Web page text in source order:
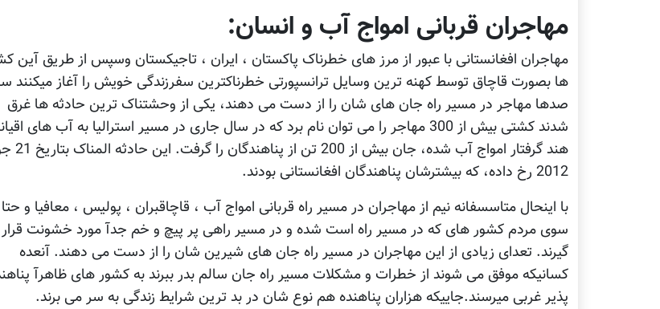
مهاجران قربانی امواج آب و انسان:
مهاجران افغانستانی با عبور از مرز های خطرناک پاکستان ، ایران ، تاجیکستان وسپس از طریق آین
ها بصورت قاچاق توسط کهنه ترین وسایل ترانسپورتی خطرناکترین سفرزندگی خویش را آغاز میکنند
صدها مهاجر در مسیر راه جان های شان را از دست می دهند، یکی از وحشتناک ترین حادثه ها غرق
شدند کشتی بیش از 300 مهاجر را می توان نام برد که در سال جاری در مسیر استرالیا به آب های
هند گرفتار امواج آب شده،
2012 رخ داده، که بیشترشان پناهندگان افغانستانی بودند.
با اینحال متاسسفانه نیم از مهاجران در مسیر راه قربانی امواج آب ، قاچاقبران ، پولیس ، معافیا و حتا
سوی مردم کشور های که در مسیر راه است شده و در مسیر راهی پر پیچ و خم جدآ مورد خشونت
گیرند. تعدای زیادی از این مهاجران در مسیر راه جان های شیرین شان را از دست می دهند. آنعده
کسانیکه موفق می شوند از خطرات و مشکلات مسیر راه جان سالم بدر ببرند به کشور های ظاهرآ
پذیر غربی میرسند.جاییکه هزاران پناهنده هم نوع شان در بد ترین شرایط زندگی به سر می برند.